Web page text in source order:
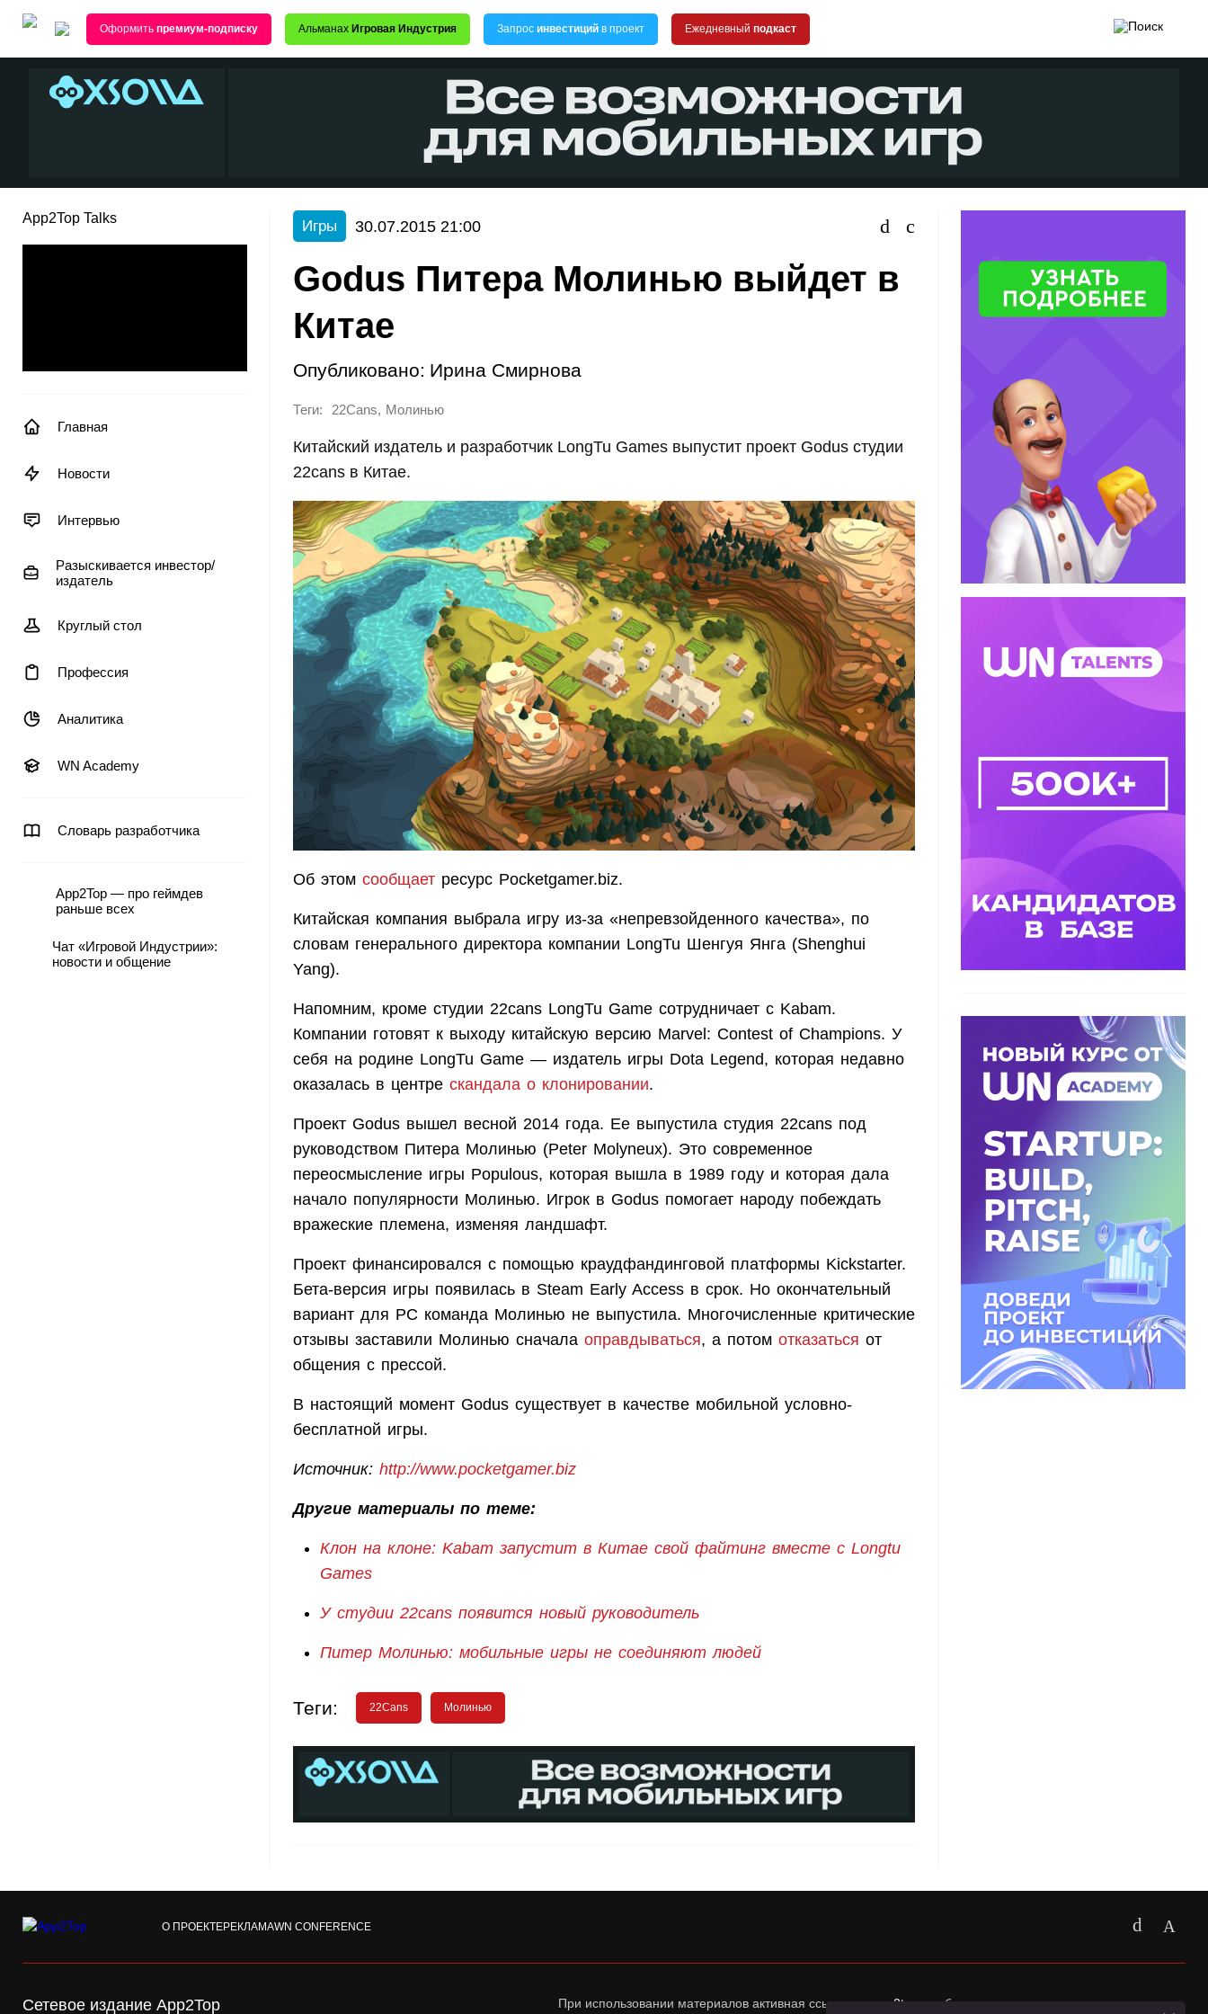
Оформить премиум-подписку Альманах Игровая Индустрия Запрос инвестиций в проект Ежедневный подкаст
App2Top Talks
Главная
Новости
Интервью
Разыскивается инвестор/
издатель
Круглый стол
Профессия
Аналитика
WN Academy
Словарь разработчика
App2Top — про геймдев
раньше всех
Чат «Игровой Индустрии»:
новости и общение
Игры 30.07.2015 21:00
Godus Питера Молинью выйдет в
Китае
Опубликовано: Ирина Смирнова
Теги: 22Cans, Молинью
Китайский издатель и разработчик LongTu Games выпустит проект Godus студии
22cans в Китае.
Об этом сообщает ресурс Pocketgamer.biz.
Китайская компания выбрала игру из-за «непревзойденного качества», по
словам генерального директора компании LongTu Шенгуя Янга (Shenghui
Yang).
Напомним, кроме студии 22cans LongTu Game сотрудничает с Kabam.
Компании готовят к выходу китайскую версию Marvel: Contest of Champions. У
себя на родине LongTu Game — издатель игры Dota Legend, которая недавно
оказалась в центре скандала о клонировании.
Проект Godus вышел весной 2014 года. Ее выпустила студия 22cans под
руководством Питера Молинью (Peter Molyneux). Это современное
переосмысление игры Populous, которая вышла в 1989 году и которая дала
начало популярности Молинью. Игрок в Godus помогает народу побеждать
вражеские племена, изменяя ландшафт.
Проект финансировался с помощью краудфандинговой платформы Kickstarter.
Бета-версия игры появилась в Steam Early Access в срок. Но окончательный
вариант для PC команда Молинью не выпустила. Многочисленные критические
отзывы заставили Молинью сначала оправдываться, а потом отказаться от
общения с прессой.
В настоящий момент Godus существует в качестве мобильной условно-
бесплатной игры.
Источник: http://www.pocketgamer.biz
Другие материалы по теме:
Клон на клоне: Kabam запустит в Китае свой файтинг вместе с Longtu
Games
У студии 22cans появится новый руководитель
Питер Молинью: мобильные игры не соединяют людей
Теги: 22Cans Молинью
О ПРОЕКТЕРЕКЛАМАWN CONFERENCE
Сетевое издание App2Top При использовании материалов активная ссылка наapp2top.ruобязательна.